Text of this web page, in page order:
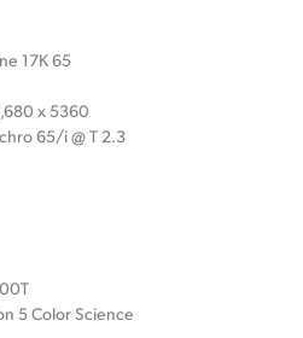
17K 65
x 5360
65/i @ T 2.3
5 Color Science